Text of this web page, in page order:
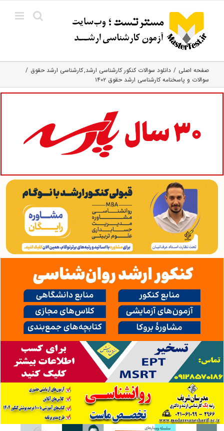
content
صفحه اصلی دانلود سوالات کنکور کارشناسی ارشد کارشناسی ارشد حقوق
سوالات و پاسخنامه کارشناسی ارشد حقوق ۱۴۰۲